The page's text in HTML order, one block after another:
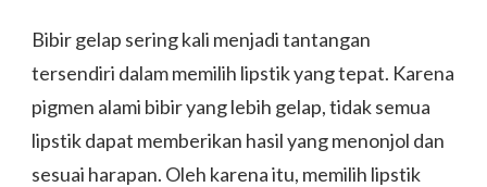
Bibir gelap sering kali menjadi tantangan
tersendiri dalam memilih lipstik yang tepat. Karena
pigmen alami bibir yang lebih gelap, tidak semua
lipstik dapat memberikan hasil yang menonjol dan
sesuai harapan. Oleh karena itu, memilih lipstik